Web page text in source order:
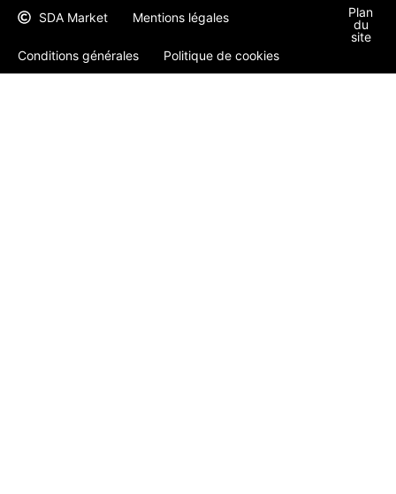
SDA Market Mentions légales
Conditions générales Politique de cookies
Plan
du
site